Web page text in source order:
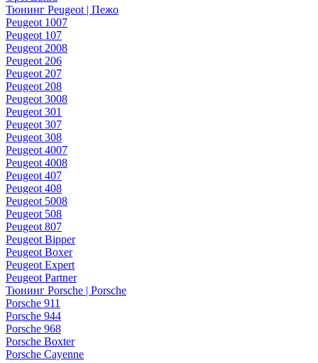
Тюнинг Peugeot | Пежо
Peugeot 1007
Peugeot 107
Peugeot 2008
Peugeot 206
Peugeot 207
Peugeot 208
Peugeot 3008
Peugeot 301
Peugeot 307
Peugeot 308
Peugeot 4007
Peugeot 4008
Peugeot 407
Peugeot 408
Peugeot 5008
Peugeot 508
Peugeot 807
Peugeot Bipper
Peugeot Boxer
Peugeot Expert
Peugeot Partner
Тюнинг Porsche | Porsche
Porsche 911
Porsche 944
Porsche 968
Porsche Boxter
Porsche Cayenne